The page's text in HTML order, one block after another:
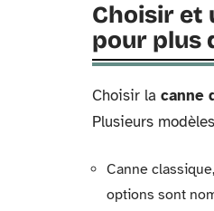
Choisir et
pour plus
Choisir la canne
Plusieurs
Canne
options sont